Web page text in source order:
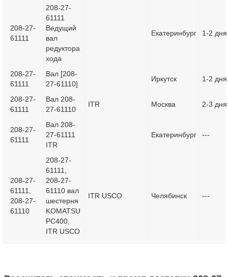
208-27-
61111
208-27-
61111
Ведущий
вал
редуктора
хода
Екатеринбург 1-2 дня
208-27-
61111
Вал [208-
27-61110]
Иркутск 1-2 дня
208-27-
61111
Вал 208-
27-61110
ITR Москва 2-3 дня
208-27-
61111
Вал 208-
27-61111
ITR
Екатеринбург ---
208-27-
61111,
208-27-
61110
208-27-
61111,
208-27-
61110 вал
шестерня
KOMATSU
PC400,
ITR USCO
ITR USCO Челябинск ---